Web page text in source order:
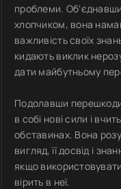
проблеми.
хлопчиком, вона
важливість своїх
кидають виклик
дати майбутньому
Подолавши
в собі нові сили і
обставинах. Вона
вигляд, її досвід і
якщо
вірить в неї.